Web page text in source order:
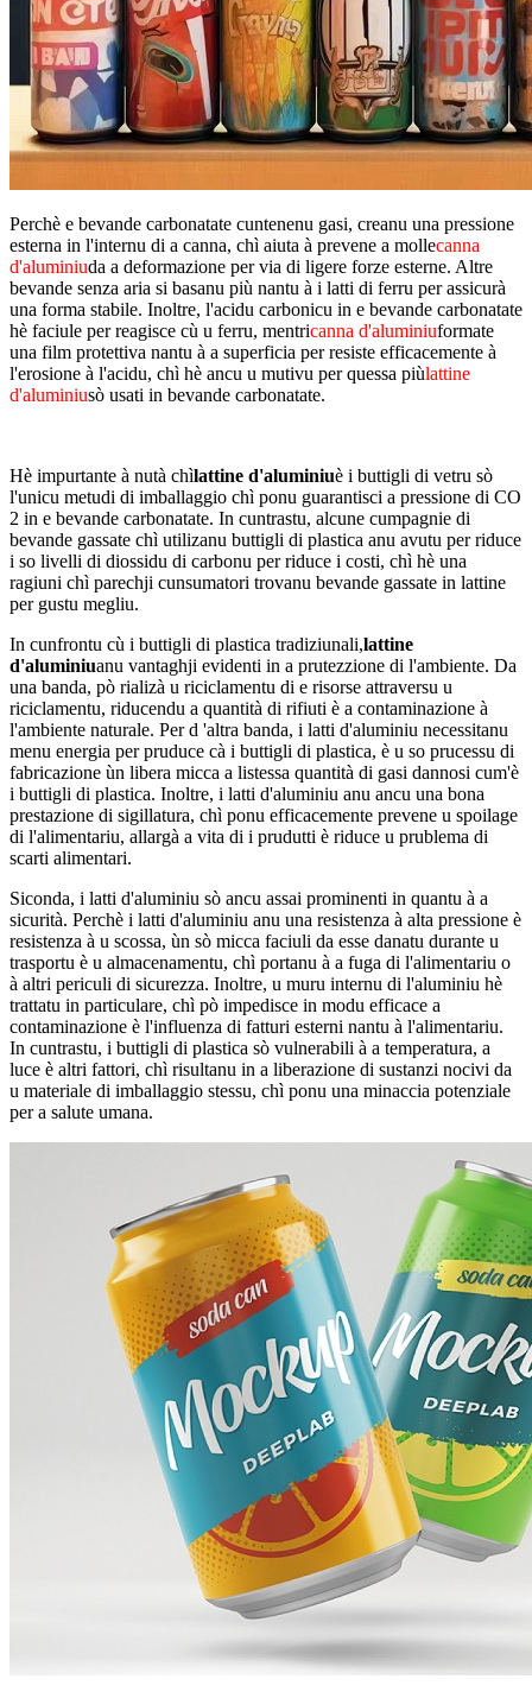
Perchè e bevande carbonatate cuntenenu gasi, creanu una pressione
esterna in l'internu di a canna, chì aiuta à prevene a mollecanna
d'aluminiuda a deformazione per via di ligere forze esterne. Altre
bevande senza aria si basanu più nantu à i latti di ferru per assicurà
una forma stabile. Inoltre, l'acidu carbonicu in e bevande carbonatate
hè faciule per reagisce cù u ferru, mentricanna d'aluminiuformate
una film protettiva nantu à a superficia per resiste efficacemente à
l'erosione à l'acidu, chì hè ancu u mutivu per quessa piùlattine
d'aluminiusò usati in bevande carbonatate.
Hè impurtante à nutà chìlattine d'aluminiuè i buttigli di vetru sò
l'unicu metudi di imballaggio chì ponu guarantisci a pressione di CO
2 in e bevande carbonatate. In cuntrastu, alcune cumpagnie di
bevande gassate chì utilizanu buttigli di plastica anu avutu per riduce
i so livelli di diossidu di carbonu per riduce i costi, chì hè una
ragiuni chì parechji cunsumatori trovanu bevande gassate in lattine
per gustu megliu.
In cunfrontu cù i buttigli di plastica tradiziunali,lattine
d'aluminiuanu vantaghji evidenti in a prutezzione di l'ambiente. Da
una banda, pò rializà u riciclamentu di e risorse attraversu u
riciclamentu, riducendu a quantità di rifiuti è a contaminazione à
l'ambiente naturale. Per d 'altra banda, i latti d'aluminiu necessitanu
menu energia per pruduce cà i buttigli di plastica, è u so prucessu di
fabricazione ùn libera micca a listessa quantità di gasi dannosi cum'è
i buttigli di plastica. Inoltre, i latti d'aluminiu anu ancu una bona
prestazione di sigillatura, chì ponu efficacemente prevene u spoilage
di l'alimentariu, allargà a vita di i prudutti è riduce u prublema di
scarti alimentari.
Siconda, i latti d'aluminiu sò ancu assai prominenti in quantu à a
sicurità. Perchè i latti d'aluminiu anu una resistenza à alta pressione è
resistenza à u scossa, ùn sò micca faciuli da esse danatu durante u
trasportu è u almacenamentu, chì portanu à a fuga di l'alimentariu o
à altri periculi di sicurezza. Inoltre, u muru internu di l'aluminiu hè
trattatu in particulare, chì pò impedisce in modu efficace a
contaminazione è l'influenza di fatturi esterni nantu à l'alimentariu.
In cuntrastu, i buttigli di plastica sò vulnerabili à a temperatura, a
luce è altri fattori, chì risultanu in a liberazione di sustanzi nocivi da
u materiale di imballaggio stessu, chì ponu una minaccia potenziale
per a salute umana.